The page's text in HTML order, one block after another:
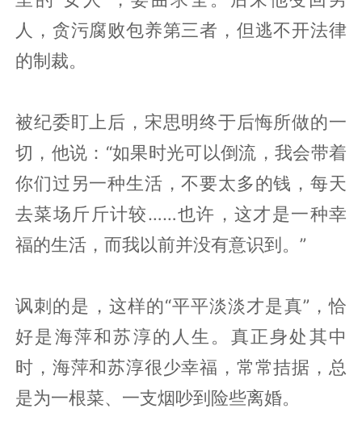
人，贪污腐败包养第三者，但逃不开法律
的制裁。
被纪委盯上后，宋思明终于后悔所做的一
切，他说：“如果时光可以倒流，我会带着
你们过另一种生活，不要太多的钱，每天
去菜场斤斤计较……也许，这才是一种幸
福的生活，而我以前并没有意识到。”
讽刺的是，这样的“平平淡淡才是真”，恰
好是海萍和苏淳的人生。真正身处其中
时，海萍和苏淳很少幸福，常常拮据，总
是为一根菜、一支烟吵到险些离婚。